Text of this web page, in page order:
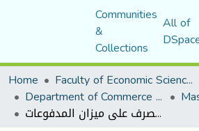
Communities
&
Collections
All of
Home
Faculty of Economic Sciences, Commerce and Management Sciences
Department of Commerce Science
اثر تغييرسعر الصرف على ميزان المدفوعات